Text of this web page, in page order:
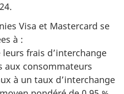
Visa et Mastercard se
à :
leurs frais d’interchange
aux consommateurs
à un taux d’interchange